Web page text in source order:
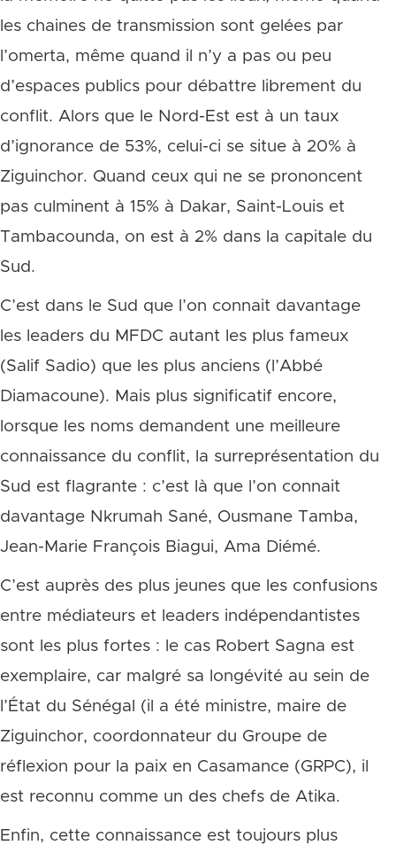
les chaines de transmission sont gelées par
l’omerta, même quand il n’y a pas ou peu
d’espaces publics pour débattre librement du
conflit. Alors que le Nord-Est est à un taux
d’ignorance de 53%, celui-ci se situe à 20% à
Ziguinchor. Quand ceux qui ne se prononcent
pas culminent à 15% à Dakar, Saint-Louis et
Tambacounda, on est à 2% dans la capitale du
Sud.
C’est dans le Sud que l’on connait davantage
les leaders du MFDC autant les plus fameux
(Salif Sadio) que les plus anciens (l’Abbé
Diamacoune). Mais plus significatif encore,
lorsque les noms demandent une meilleure
connaissance du conflit, la surreprésentation du
Sud est flagrante : c’est là que l’on connait
davantage Nkrumah Sané, Ousmane Tamba,
Jean-Marie François Biagui, Ama Diémé.
C’est auprès des plus jeunes que les confusions
entre médiateurs et leaders indépendantistes
sont les plus fortes : le cas Robert Sagna est
exemplaire, car malgré sa longévité au sein de
l’État du Sénégal (il a été ministre, maire de
Ziguinchor, coordonnateur du Groupe de
réflexion pour la paix en Casamance (GRPC), il
est reconnu comme un des chefs de Atika.
Enfin, cette connaissance est toujours plus